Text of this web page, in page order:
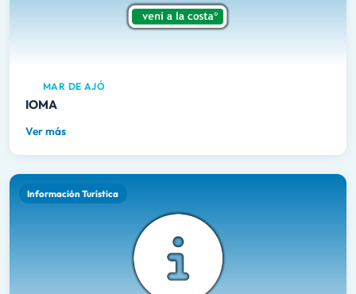
MAR DE AJÓ
IOMA
Ver más
Información Turística